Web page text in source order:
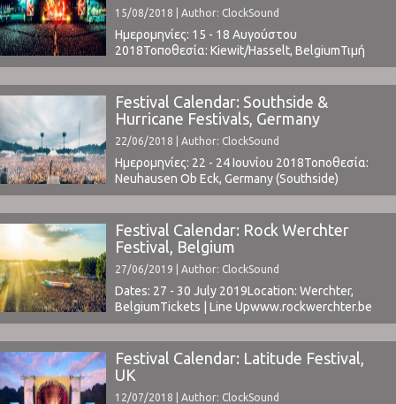
15/08/2018 | Author: ClockSound
Ημερομηνίες: 15 - 18 Αυγούστου
2018Τοποθεσία: Kiewit/Hasselt, BelgiumΤιμή
Εισιτηρίου: € 199Χωρητικότητα: 50.000Το Line
Up περιλαμβάνει:
t.b.a.www.pukkelpop.beClockSound @
Pukkelpop 2015: Part 1 | Part 2
Festival Calendar: Southside &
Hurricane Festivals, Germany
22/06/2018 | Author: ClockSound
Ημερομηνίες: 22 - 24 Ιουνίου 2018Τοποθεσία:
Neuhausen Ob Eck, Germany (Southside)
& Eichenring Scheessel, Germany (Hurricane)Τιμή
Εισιτηρίου: € 199 (Tickets Southside / Tickets
Hurricane)
www.southside.de / www.hurricane.deΤο Line
Up περιλαμβάνει: Arctic Monkeys | Arcade Fire |
The Prodigy | Billy Talent Marteria | Kraftklub |
Broilers | Justice | Biffy Clyro | The Offspring ...
Festival Calendar: Rock Werchter
Festival, Belgium
27/06/2019 | Author: ClockSound
Dates: 27 - 30 July 2019Location: Werchter,
BelgiumTickets | Line Upwww.rockwerchter.be ⁪
Festival Calendar: Latitude Festival,
UK
12/07/2018 | Author: ClockSound